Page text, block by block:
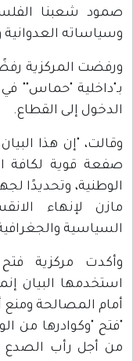
صمود شعبنا
وسياساته
ورفضت المركزية
بـ"داخلية "حماس""
الدخول إلى القطاع.
وقالت، "إن هذا
صفعة قوية لكافة
الوطنية، وتحديدًا
مازن لإنهاء
السياسية
وأكدت مركزية
استخدمها البيان
أمام المصالحة ومنع
"فتح "وكوادرها من
من أجل رأب الصدع